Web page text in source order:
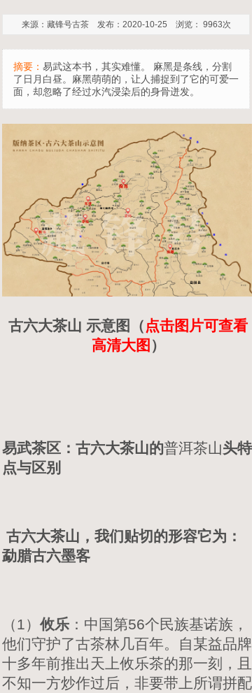
来源：藏锋号古茶 发布：2020-10-25 浏览： 9963次
摘要： 易武这本书，其实难懂。 麻黑是条线，分割
了日月白昼。麻黑萌萌的，让人捕捉到了它的可爱一
面，却忽略了经过水汽浸染后的身骨迸发。
古六大茶山 示意图 （ 点击图片可查看
高清大图 ）
易武茶区：古六大茶山的普洱茶山头特
点与区别
古六大茶山，我们贴切的形容它为：
勐腊古六墨客
（1） 攸乐 ：中国第56个民族基诺族，
他们守护了古茶林几百年。自某益品牌
十多年前推出天上攸乐茶的那一刻，且
不知一方炒作过后，非要带上所谓拼配